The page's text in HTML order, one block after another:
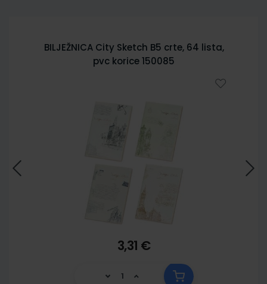
BILJEŽNICA City Sketch B5 crte, 64 lista,
pvc korice 150085
3,31 €